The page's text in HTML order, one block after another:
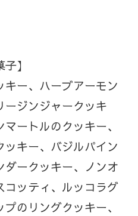
】
キー、ハーブアーモン
ージンジャークッキ
ートルのクッキー、
ッキー、バジルパイン
ダークッキー、ノンオ
コッティ、ルッコラグ
のリングクッキー、